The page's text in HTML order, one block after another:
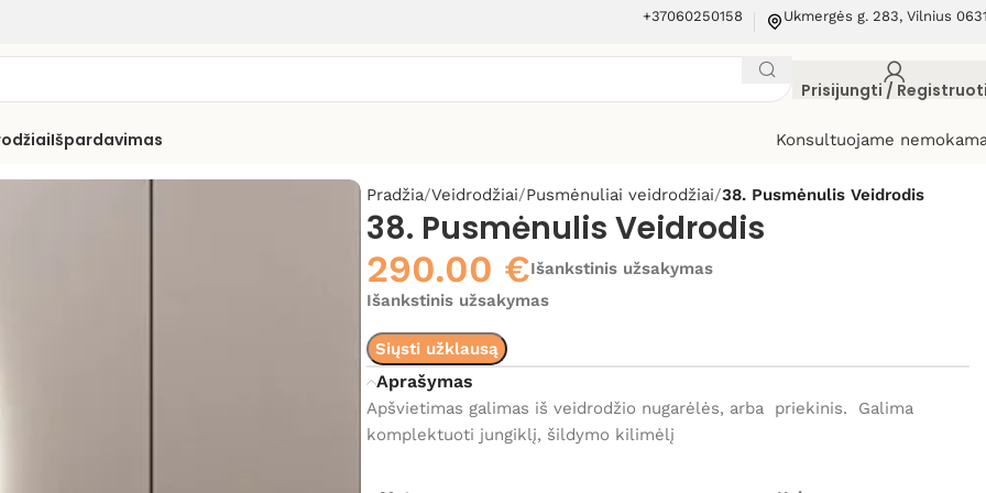
+37060250158 Ukmergės g. 283, Vilnius
Prisijungti /
Išpardavimas Konsultuojame
Pradžia Veidrodžiai Pusmėnuliai veidrodžiai 38. Pusmėnulis Veidrodis
38. Pusmėnulis Veidrodis
290.00 €Išankstinis užsakymas
Išankstinis užsakymas
Siųsti užklausą
Aprašymas
Apšvietimas galimas iš veidrodžio nugarėlės, arba priekinis. Galima
komplektuoti jungiklį, šildymo kilimėlį